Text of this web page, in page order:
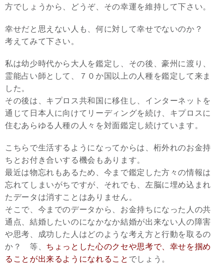
方でしょうから、どうぞ、その幸運を維持して下さい。
幸せだと思えない人も、何に対して幸せでないのか？
考えてみて下さい。
私は幼少時代から大人を鑑定し、その後、豪州に渡り、
霊能占い師として、７０か国以上の人種を鑑定して来ま
した。
その後は、キプロス共和国に移住し、インターネットを
通じて日本人に向けてリーディングを続け、キプロスに
住むあらゆる人種の人々を対面鑑定し続けています。
こちらで生活するようになってからは、桁外れのお金持
ちとお付き合いする機会もあります。
最近は物忘れもあるため、今まで鑑定した方々の情報は
忘れてしまいがちですが、それでも、左脳に埋め込まれ
たデータは消すことはありません。
そこで、今までのデータから、お金持ちになった人の共
通点、結婚したいのになかなか結婚が出来ない人の障害
や思考、成功した人はどのような考え方と行動を取るの
か？ 等、 ちょっとした心のクセや思考で、幸せを掴め
ることが出来るようになれること でしょう。